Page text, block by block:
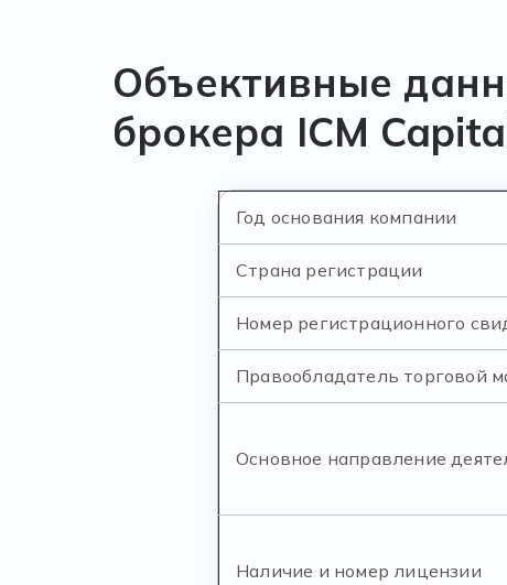
Объективные
брокера ICM
Год основания компании
Страна регистрации
Номер регистрационного
Правообладатель торговой
Основное направление
Наличие и номер лицензии